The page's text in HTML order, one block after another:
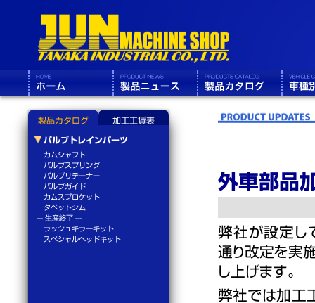
外車部品
弊社が設定し
通り改定を実
し上げます。
弊社では加工
製品カタログ 加工工賃表
バルブトレインパーツ
カムシャフト
バルブスプリング
バルブリテーナー
バルブガイド
カムスプロケット
タペットシム
--- 生産終了 ---
ラッシュキラーキット
スペシャルヘッドキット